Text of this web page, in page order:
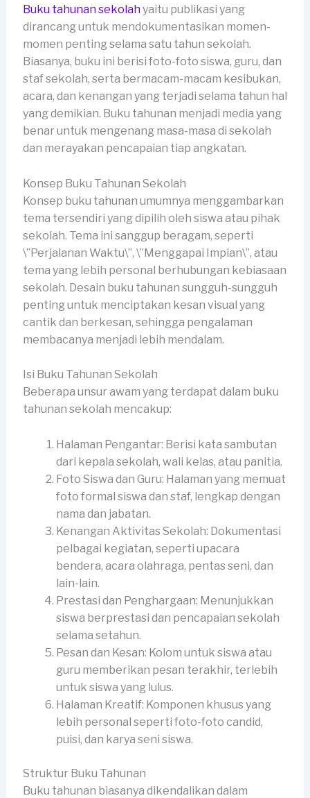
Buku tahunan sekolahyaitu publikasi yang
dirancang untuk mendokumentasikan momen-
momen penting selama satu tahun sekolah.
Biasanya, buku ini berisi foto-foto siswa, guru, dan
staf sekolah, serta bermacam-macam kesibukan,
acara, dan kenangan yang terjadi selama tahun hal
yang demikian. Buku tahunan menjadi media yang
benar untuk mengenang masa-masa di sekolah
dan merayakan pencapaian tiap angkatan.
Konsep Buku Tahunan Sekolah
Konsep buku tahunan umumnya menggambarkan
tema tersendiri yang dipilih oleh siswa atau pihak
sekolah. Tema ini sanggup beragam, seperti
\”Perjalanan Waktu\”, \”Menggapai Impian\”, atau
tema yang lebih personal berhubungan kebiasaan
sekolah. Desain buku tahunan sungguh-sungguh
penting untuk menciptakan kesan visual yang
cantik dan berkesan, sehingga pengalaman
membacanya menjadi lebih mendalam.
Isi Buku Tahunan Sekolah
Beberapa unsur awam yang terdapat dalam buku
tahunan sekolah mencakup:
Halaman Pengantar: Berisi kata sambutan
dari kepala sekolah, wali kelas, atau panitia.
Foto Siswa dan Guru: Halaman yang memuat
foto formal siswa dan staf, lengkap dengan
nama dan jabatan.
Kenangan Aktivitas Sekolah: Dokumentasi
pelbagai kegiatan, seperti upacara
bendera, acara olahraga, pentas seni, dan
lain-lain.
Prestasi dan Penghargaan: Menunjukkan
siswa berprestasi dan pencapaian sekolah
selama setahun.
Pesan dan Kesan: Kolom untuk siswa atau
guru memberikan pesan terakhir, terlebih
untuk siswa yang lulus.
Halaman Kreatif: Komponen khusus yang
lebih personal seperti foto-foto candid,
puisi, dan karya seni siswa.
Struktur Buku Tahunan
Buku tahunan biasanya dikendalikan dalam